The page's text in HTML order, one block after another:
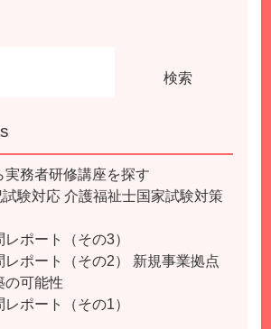
検索
実務者研修講座を探す
験対応 介護福祉士国家試験対策
ポート（その3）
レポート（その2） 新規事業拠点
の可能性
ポート（その1）